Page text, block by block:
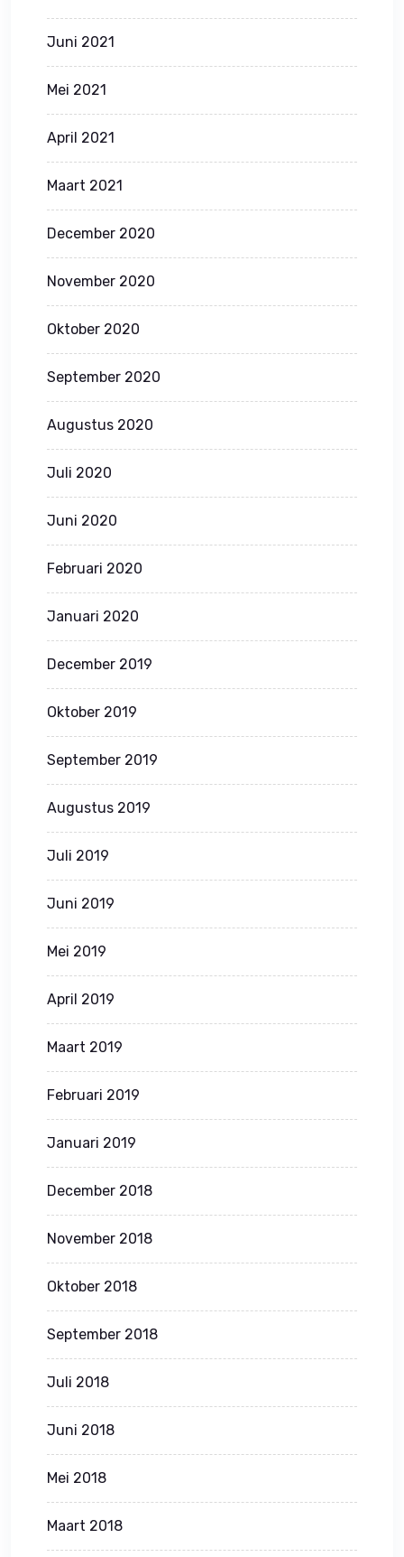
Juni 2021
Mei 2021
April 2021
Maart 2021
December 2020
November 2020
Oktober 2020
September 2020
Augustus 2020
Juli 2020
Juni 2020
Februari 2020
Januari 2020
December 2019
Oktober 2019
September 2019
Augustus 2019
Juli 2019
Juni 2019
Mei 2019
April 2019
Maart 2019
Februari 2019
Januari 2019
December 2018
November 2018
Oktober 2018
September 2018
Juli 2018
Juni 2018
Mei 2018
Maart 2018